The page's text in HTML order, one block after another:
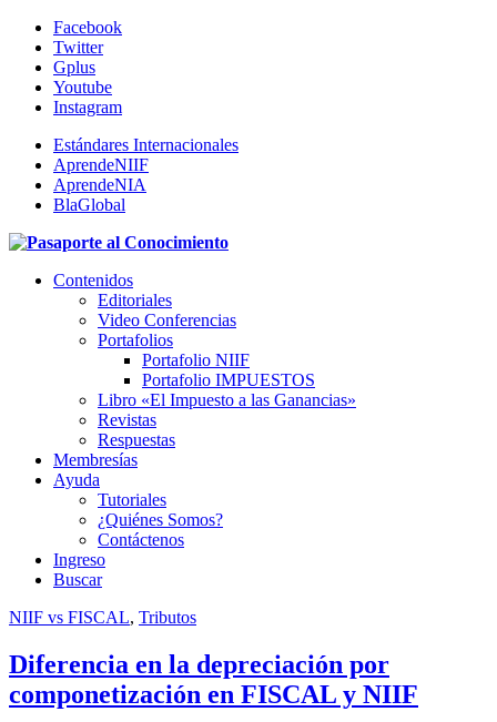
Facebook
Twitter
Gplus
Youtube
Instagram
Estándares Internacionales
AprendeNIIF
AprendeNIA
BlaGlobal
Contenidos
Editoriales
Video Conferencias
Portafolios
Portafolio NIIF
Portafolio IMPUESTOS
Libro «El Impuesto a las Ganancias»
Revistas
Respuestas
Membresías
Ayuda
Tutoriales
¿Quiénes Somos?
Contáctenos
Ingreso
Buscar
NIIF vs FISCAL, Tributos
Diferencia en la depreciación por
componetización en FISCAL y NIIF